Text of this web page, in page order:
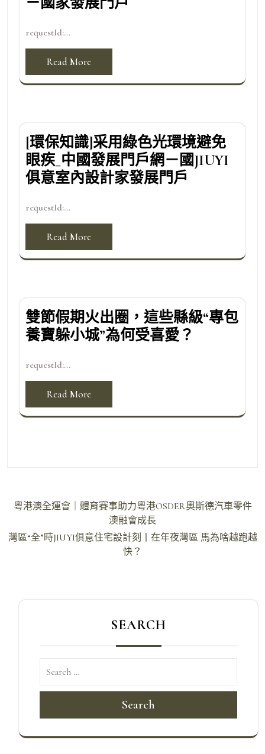
requestId:...
Read More
[環保知識]采用綠色光環境避免
眼疾_中國發展門戶網－國JIUYI
俱意室內設計家發展門戶
requestId:...
Read More
雙節假期火出圈，這些縣級“專包
養寶躲小城”為何受喜愛？
requestId:...
Read More
文
導
粵港澳全運會｜體育賽事助力粵港OSDER奧斯德汽車零件
澳融會成長
灣區“全”時JIUYI俱意住宅設計刻丨在年夜灣區 馬為啥越跑越
快？
SEARCH
Search